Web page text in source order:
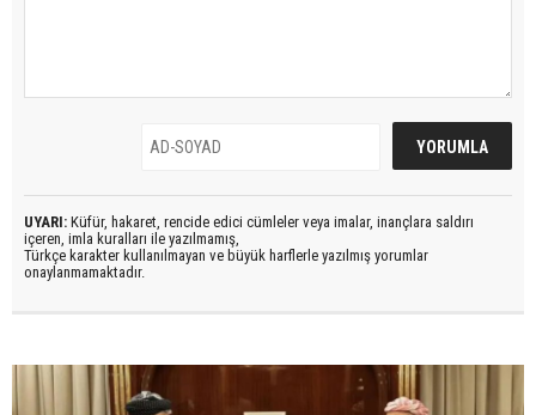
UYARI: Küfür, hakaret, rencide edici cümleler veya imalar, inançlara saldırı
içeren, imla kuralları ile yazılmamış,
Türkçe karakter kullanılmayan ve büyük harflerle yazılmış yorumlar
onaylanmamaktadır.